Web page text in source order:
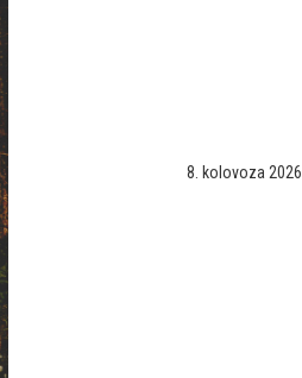
8. kolovoza 2026.